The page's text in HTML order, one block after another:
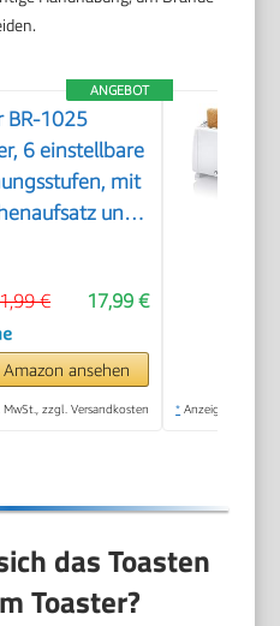
ANGEBOT
BR-1025
6 einstellbare
mit
und
17,99 €
€
Amazon ansehen
MwSt., zzgl. Versandkosten * Anzeige
das Toasten
Toaster?